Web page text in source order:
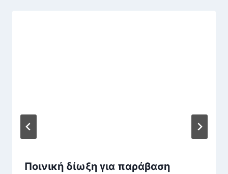
Ποινική δίωξη για παράβαση